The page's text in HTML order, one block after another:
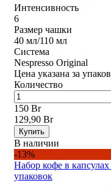
Интенсивность
6
Размер чашки
40 мл/110 мл
Система
Nespresso Original
Цена указана за
Количество
150 Br
129,90 Br
Купить
В наличии
-13%
Набор кофе в
упаковок